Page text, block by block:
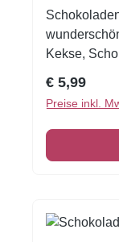
Kekse,
Sie die
Schokolade
einer
werden.
Regulärer
€ 5,99
Preise inkl.